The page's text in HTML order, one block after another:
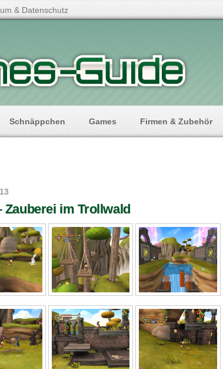
& Datenschutz
Schnäppchen Games Firmen & Zubehör
Zauberei im Trollwald